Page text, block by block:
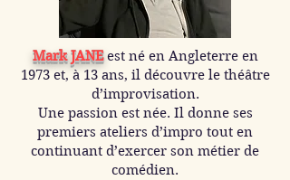
Mark JANE est né en Angleterre en
1973 et, à 13 ans, il découvre le théâtre
d’improvisation.
Une passion est née. Il donne ses
premiers ateliers d’impro tout en
continuant d’exercer son métier de
comédien.